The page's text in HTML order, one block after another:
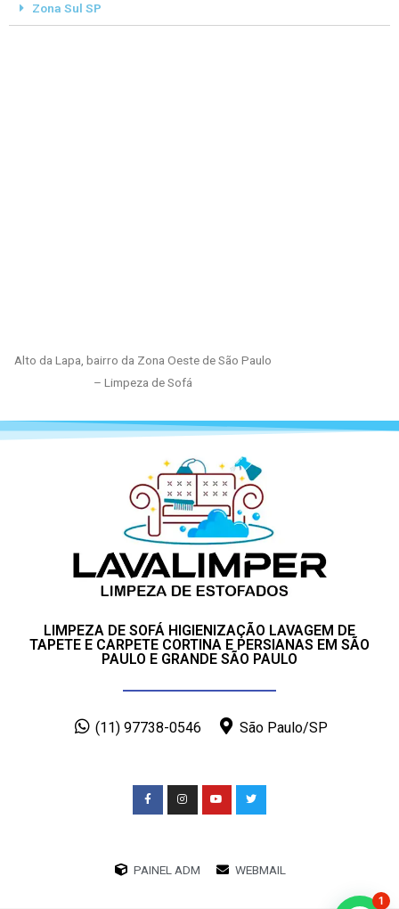
Zona Sul SP
Alto da Lapa, bairro da Zona Oeste de São Paulo
– Limpeza de Sofá
LIMPEZA DE SOFÁ HIGIENIZAÇÃO LAVAGEM DE
TAPETE E CARPETE CORTINA E PERSIANAS EM SÃO
PAULO E GRANDE SÃO PAULO
(11) 97738-0546 São Paulo/SP
PAINEL ADM WEBMAIL
1